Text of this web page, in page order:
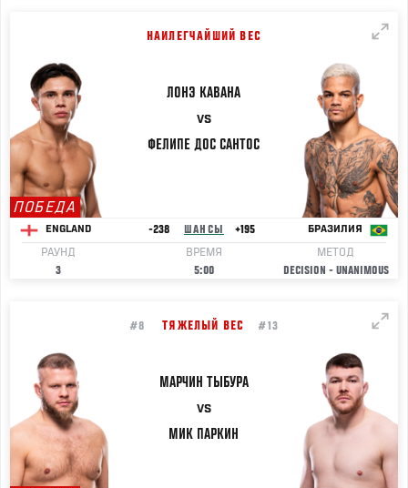
НАИЛЕГЧАЙШИЙ ВЕС
ПОБЕДА
ЛОНЭ КАВАНА
VS
ФЕЛИПЕ ДОС САНТОС
ENGLAND -238 ШАНСЫ +195 БРАЗИЛИЯ
РАУНД
3
ВРЕМЯ
5:00
МЕТОД
DECISION - UNANIMOUS
#8 ТЯЖЕЛЫЙ ВЕС #13
МАРЧИН ТЫБУРА
VS
МИК ПАРКИН